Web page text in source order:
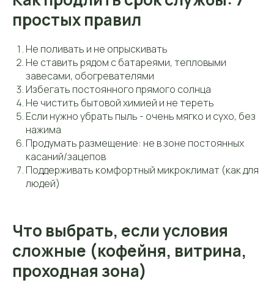
простых правил
Не поливать и не опрыскивать
Не ставить рядом с батареями, тепловыми
завесами, обогревателями
Избегать постоянного прямого солнца
Не чистить бытовой химией и не тереть
Если нужно убрать пыль - очень мягко и сухо, без
нажима
Продумать размещение: не в зоне постоянных
касаний/зацепов
Поддерживать комфортный микроклимат (как для
людей)
Что выбрать, если условия
сложные (кофейня, витрина,
проходная зона)